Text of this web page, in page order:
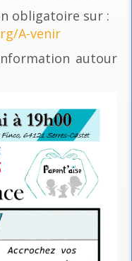
obligatoire sur :
A-venir
autour